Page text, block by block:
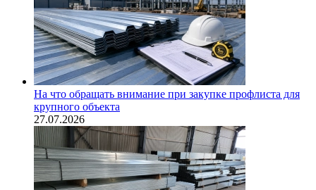
На что обращать внимание при закупке профлиста для
крупного объекта
27.07.2026